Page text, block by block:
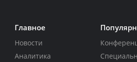
Главное
Новости
Аналитика